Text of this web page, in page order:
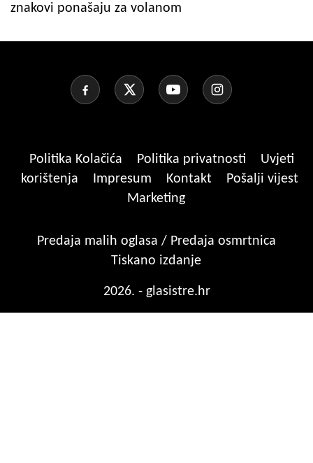
znakovi ponašaju za volanom
Politika Kolačića Politika privatnosti
Uvjeti
korištenja
Impresum Kontakt
Pošalji vijest
Marketing
Predaja malih oglasa / Predaja osmrtnica
Tiskano izdanje
2026. - glasistre.hr